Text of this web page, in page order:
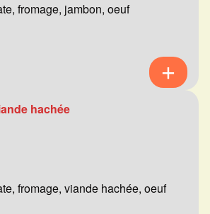
fromage, jambon, oeuf
hachée
fromage, viande hachée, oeuf